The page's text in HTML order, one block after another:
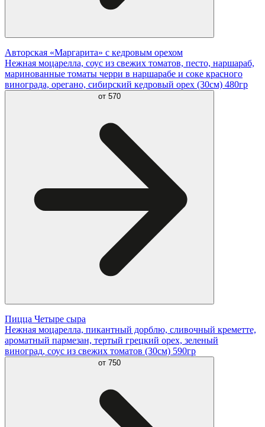
Авторская «Маргарита» с кедровым орехом
Нежная моцарелла, соус из свежих томатов, песто, наршараб,
маринованные томаты черри в наршарабе и соке красного
винограда, орегано, сибирский кедровый орех (30см) 480гр
от 570
Пицца Четыре сыра
Нежная моцарелла, пикантный дорблю, сливочный креметте,
ароматный пармезан, тертый грецкий орех, зеленый
виноград, соус из свежих томатов (30см) 590гр
от 750